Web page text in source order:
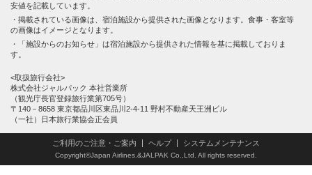
安値を記載しています。
掲載されている画像は、宿泊施設から提供された画像となります。食事・客室等
の画像はイメージとなります。
「施設からのお知らせ」は宿泊施設から提供された情報を基に掲載しておりま
す。
<取扱旅行会社>
株式会社ジャルパック 本社営業所
（観光庁長官登録旅行業第705号）
〒140－8658 東京都品川区東品川2-4-11 野村不動産天王洲ビル
（一社）日本旅行業協会正会員
ご利用のご注意・ご案内 ヘルプ システムメンテナンス
Copyright©Japan Airlines.&JALPAK Co.,Ltd. All rights reserved.